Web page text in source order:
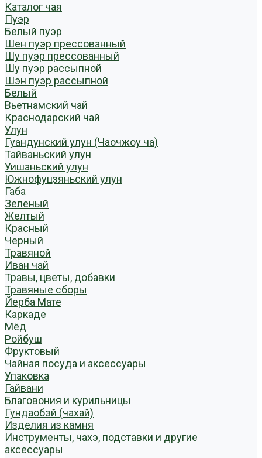
Каталог чая
Пуэр
Белый пуэр
Шен пуэр прессованный
Шу пуэр прессованный
Шу пуэр рассыпной
Шэн пуэр рассыпной
Белый
Вьетнамский чай
Краснодарский чай
Улун
Гуандунский улун (Чаочжоу ча)
Тайваньский улун
Уишаньский улун
Южнофуцзяньский улун
Габа
Зеленый
Желтый
Красный
Черный
Травяной
Иван чай
Травы, цветы, добавки
Травяные сборы
Йерба Мате
Каркаде
Мёд
Ройбуш
Фруктовый
Чайная посуда и аксессуары
Упаковка
Гайвани
Благовония и курильницы
Гундаобэй (чахай)
Изделия из камня
Инструменты, чахэ, подставки и другие
аксессуары